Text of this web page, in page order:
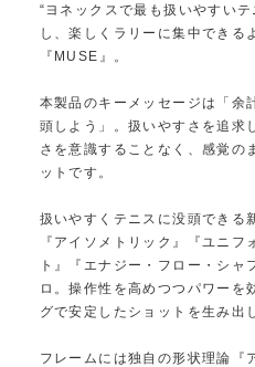
“ヨネックスで最も扱いやすい
し、楽しくラリーに集中できる
『MUSE』。
本製品のキーメッセージは「余
頭しよう」。扱いやすさを追求
さを意識することなく、感覚の
ットです。
扱いやすくテニスに没頭できる
『アイソメトリック』『ユニ
ト』『エナジー・フロー・シャ
ロ。操作性を高めつつパワーを
グで安定したショットを生み出
フレームには独自の形状理論『